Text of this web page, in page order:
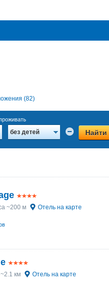
(82)
без детей Найти
~200 м Отель на карте
км Отель на карте